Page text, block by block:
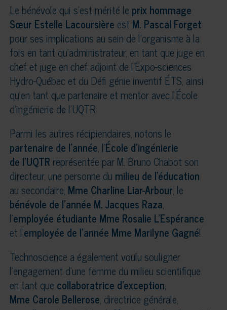
Le bénévole qui s’est mérité le prix hommage
Sœur Estelle Lacoursière est M. Pascal Forget
pour ses implications au sein de l’organisme à la
fois en tant qu’administrateur, en tant que juge en
chef et juge en chef adjoint de l’Expo-sciences
Hydro-Québec et du Défi génie inventif ÉTS, ainsi
qu’en tant que partenaire et mentor avec l’École
d’ingénierie de l’UQTR.
Parmi les autres récipiendaires, notons le
partenaire de l’année, l’École d’ingénierie
de l’UQTR représentée par M. Bruno Chabot son
directeur, une personne du milieu de l’éducation
au secondaire, Mme Charline Liar-Arbour, le
bénévole de l’année M. Jacques Raza,
l’employée étudiante Mme Rosalie L’Espérance
et l’employée de l’année Mme Marilyne Gagné!
Technoscience a également voulu souligner
l’engagement d’une femme du milieu scientifique
en tant que collaboratrice d’exception,
Mme Carole Bellerose, directrice générale,